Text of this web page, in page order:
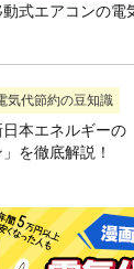
動式エアコンの電
気代節約の豆知識
日本エネルギーの
」を徹底解説！